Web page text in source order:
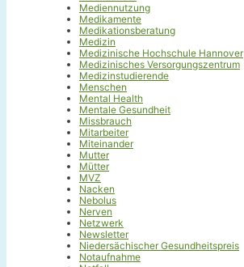
Mediennutzung
Medikamente
Medikationsberatung
Medizin
Medizinische Hochschule Hannover
Medizinisches Versorgungszentrum
Medizinstudierende
Menschen
Mental Health
Mentale Gesundheit
Missbrauch
Mitarbeiter
Miteinander
Mutter
Mütter
MVZ
Nacken
Nebolus
Nerven
Netzwerk
Newsletter
Niedersächischer Gesundheitspreis
Notaufnahme